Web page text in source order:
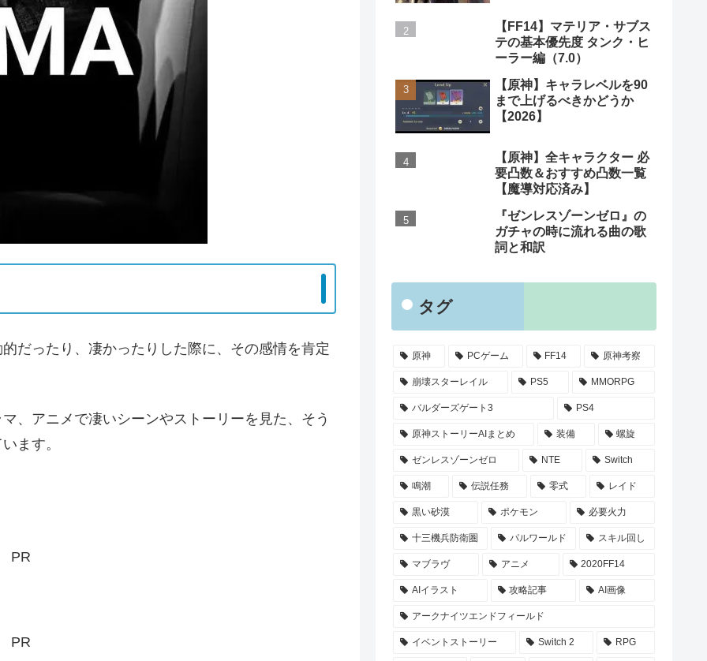
だったり、凄かったりした際に、その感情を肯定
、アニメで凄いシーンやストーリーを見た、そう
ます。
PR
PR
【FF14】マテリア・サブス
テの基本優先度 タンク・ヒ
ーラー編（7.0）
【原神】キャラレベルを90
まで上げるべきかどうか
【2026】
【原神】全キャラクター 必
要凸数＆おすすめ凸数一覧
【魔導対応済み】
『ゼンレスゾーンゼロ』の
ガチャの時に流れる曲の歌
詞と和訳
タグ
原神 PCゲーム FF14 原神考察
崩壊スターレイル PS5 MMORPG
バルダーズゲート3 PS4
原神ストーリーAIまとめ 装備 螺旋
ゼンレスゾーンゼロ NTE Switch
鳴潮 伝説任務 零式 レイド
黒い砂漠 ポケモン 必要火力
十三機兵防衛圏 パルワールド スキル回し
マブラヴ アニメ 2020FF14
AIイラスト 攻略記事 AI画像
アークナイツエンドフィールド
イベントストーリー Switch 2 RPG